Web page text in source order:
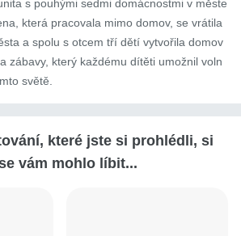
s pouhými sedmi domácnostmi v měste
která pracovala mimo domov, se vrátila
a spolu s otcem tří dětí vytvořila domov
zábavy, který každému dítěti umožnil voln
světě.
které jste si prohlédli, si
vám mohlo líbit...